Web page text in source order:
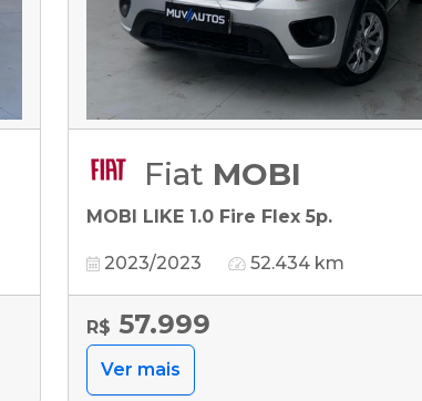
Fiat MOBI
MOBI LIKE 1.0 Fire Flex 5p.
2023/2023 52.434 km
R$ 57.999
Ver mais